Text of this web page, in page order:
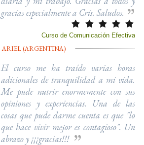
gracias especialmente a Cris. Saludos.
Curso de Comunicación Efectiva
ARIEL (ARGENTINA)
El curso me ha traído varias horas
adicionales de tranquilidad a mi vida.
Me pude nutrir enormemente con sus
opiniones y experiencias. Una de las
cosas que pude darme cuenta es que "lo
que hace vivir mejor es contagioso". Un
abrazo y ¡¡¡gracias!!!